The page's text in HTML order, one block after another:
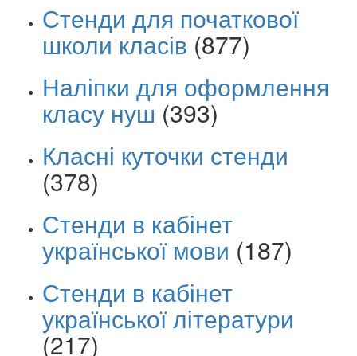
Стенди для початкової
школи класів (877)
Наліпки для оформлення
класу нуш (393)
Класні куточки стенди
(378)
Стенди в кабінет
української мови (187)
Стенди в кабінет
української літератури
(217)